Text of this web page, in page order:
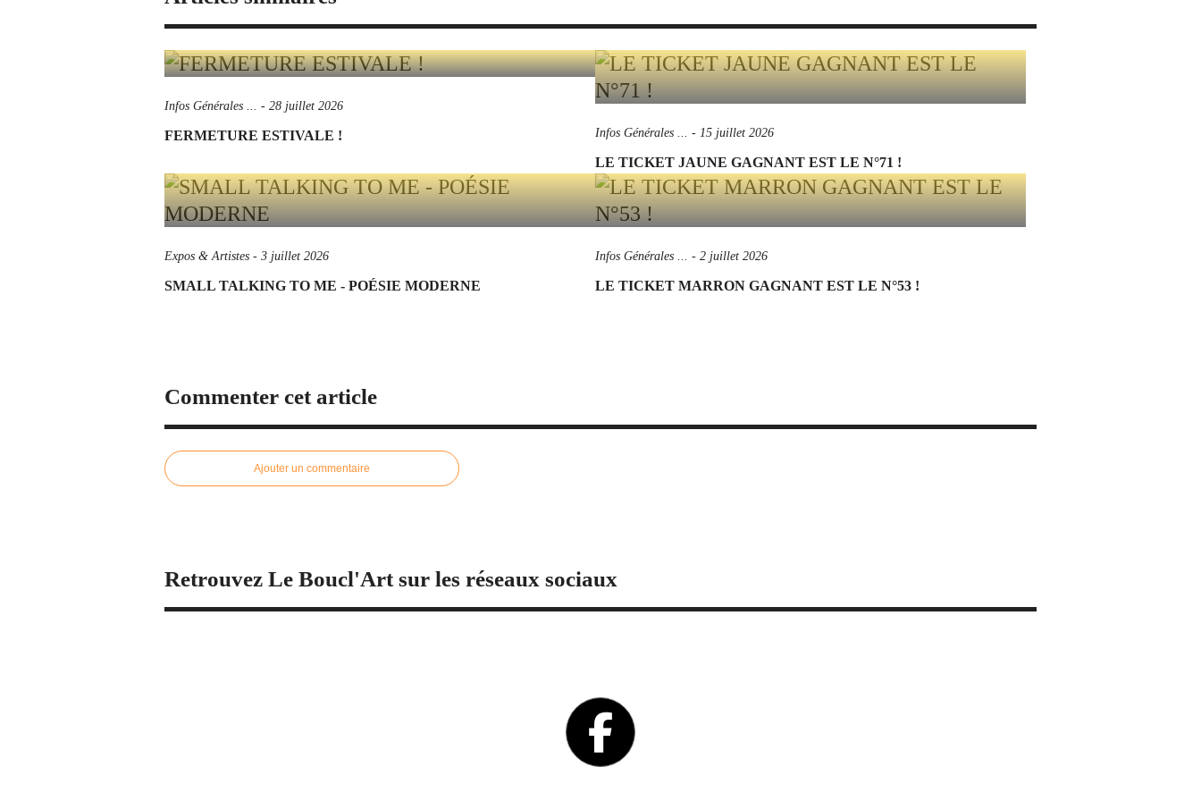
Infos Générales ... - 28 juillet 2026
FERMETURE ESTIVALE ! Infos Générales ... - 15 juillet 2026
LE TICKET JAUNE GAGNANT EST LE N°71 !
Expos & Artistes - 3 juillet 2026
SMALL TALKING TO ME - POÉSIE MODERNE
Infos Générales ... - 2 juillet 2026
LE TICKET MARRON GAGNANT EST LE N°53 !
Commenter cet article
Ajouter un commentaire
Retrouvez Le Boucl'Art sur les réseaux sociaux